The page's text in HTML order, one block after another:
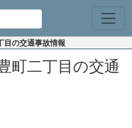
目の交通事故情報
町二丁目の交通